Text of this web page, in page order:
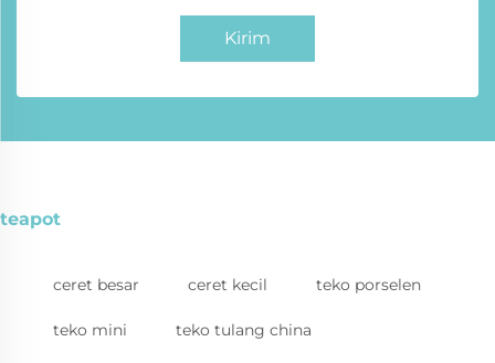
Kirim
teapot
ceret besar ceret kecil teko porselen
teko mini teko tulang china